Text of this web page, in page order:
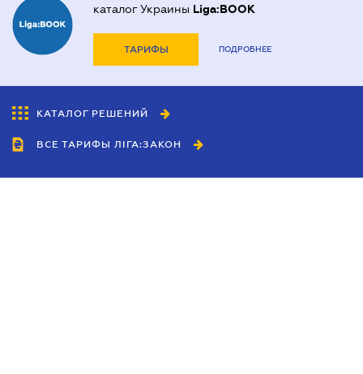
каталог Украины Liga:BOOK
ТАРИФЫ ПОДРОБНЕЕ
КАТАЛОГ РЕШЕНИЙ
ВСЕ ТАРИФЫ ЛІГА:ЗАКОН